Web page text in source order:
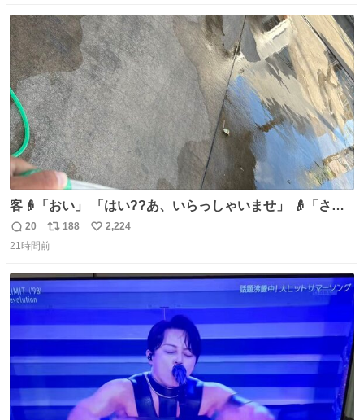
ト
数
数
客👴「おい」 「はい??あ、いらっしゃいませ」 👴「さっ
きからずっと水出しっぱなしでもったいないだろ」 「静電
気を逃がし、熱くなった地面の温度を下げ、引火事故の防
ことをするな!!」 それでは歌います、聞いてください 「井
戸水」
返
信
20
リ
ポ
ト
188
い
数
2,224
21時間前